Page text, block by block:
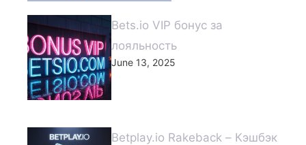
Bets.io VIP бонус за
лояльность
June 13, 2025
Betplay.io Rakeback – Кэшбэк